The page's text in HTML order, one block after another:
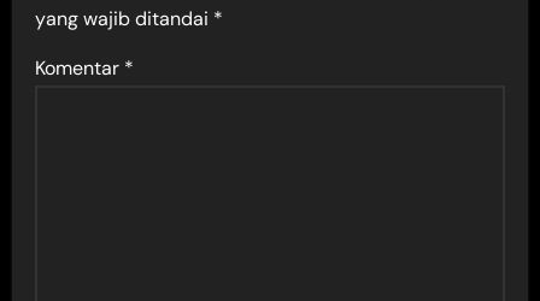
yang wajib ditandai *
Komentar *